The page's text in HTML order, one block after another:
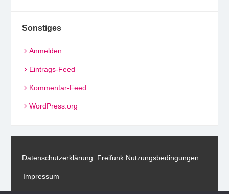
Sonstiges
Anmelden
Eintrags-Feed
Kommentar-Feed
WordPress.org
Datenschutzerklärung Freifunk Nutzungsbedingungen
Impressum